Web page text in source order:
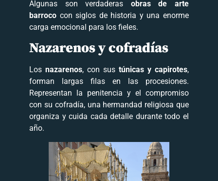
Algunas son verdaderas obras de arte
barroco con siglos de historia y una enorme
carga emocional para los fieles.
Nazarenos y cofradías
Los nazarenos, con sus túnicas y capirotes,
forman largas filas en las procesiones.
Representan la penitencia y el compromiso
con su cofradía, una hermandad religiosa que
organiza y cuida cada detalle durante todo el
año.